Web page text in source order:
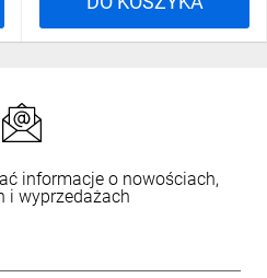
informacje o nowościach,
i wyprzedażach